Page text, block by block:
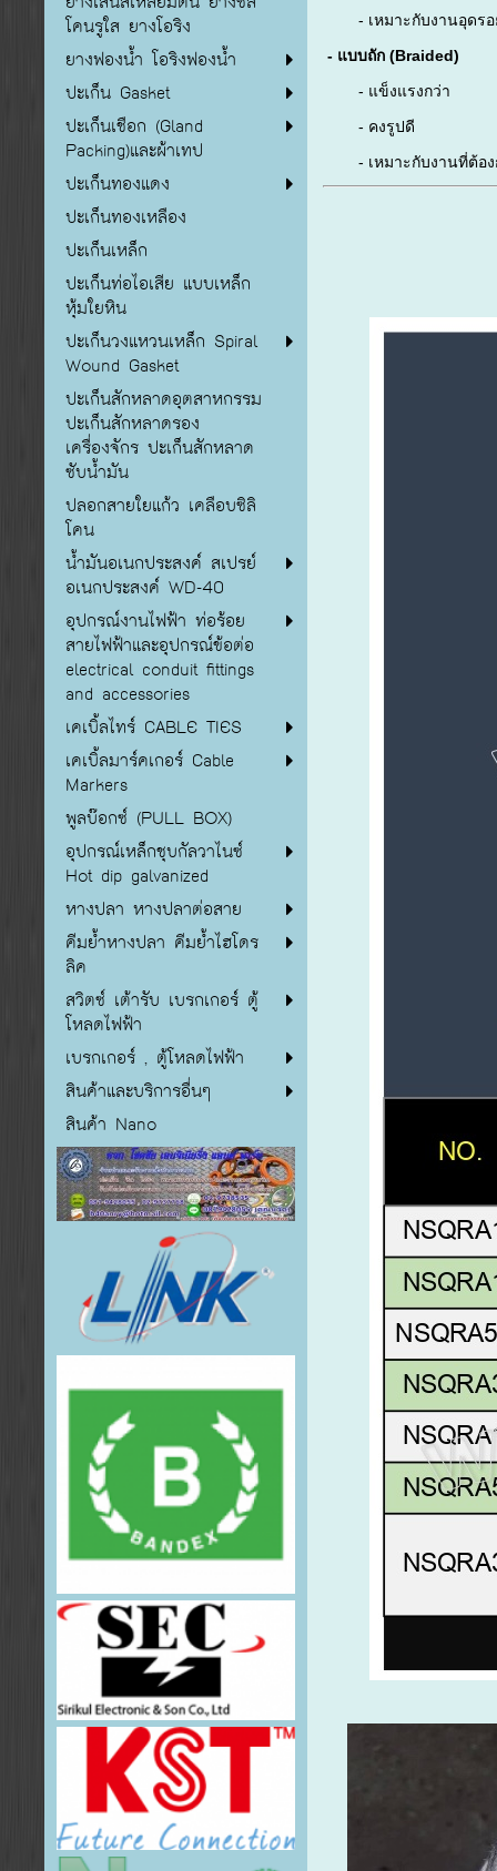
โคนรูใส ยางโอริง
ยางฟองน้ำ โอริงฟองน้ำ
ปะเก็น Gasket
ปะเก็นเชือก (Gland
Packing)และผ้าเทป
ปะเก็นทองแดง
ปะเก็นทองเหลือง
ปะเก็นเหล็ก
ปะเก็นท่อไอเสีย แบบเหล็ก
หุ้มใยหิน
ปะเก็นวงแหวนเหล็ก Spiral
Wound Gasket
ปะเก็นสักหลาดอุตสาหกรรม
ปะเก็นสักหลาดรอง
เครื่องจักร ปะเก็นสักหลาด
ซับน้ำมัน
ปลอกสายใยแก้ว เคลือบซิลิ
โคน
น้ำมันอเนกประสงค์ สเปรย์
อเนกประสงค์ WD-40
อุปกรณ์งานไฟฟ้า ท่อร้อย
สายไฟฟ้าและอุปกรณ์ข้อต่อ
electrical conduit fittings
and accessories
เคเบิ้ลไทร์ CABLE TIES
เคเบิ้ลมาร์คเกอร์ Cable
Markers
พูลบ๊อกซ์ (PULL BOX)
อุปกรณ์เหล็กชุบกัลวาไนซ์
Hot dip galvanized
หางปลา หางปลาต่อสาย
คีมย้ำหางปลา คีมย้ำไฮโดร
ลิค
สวิตซ์ เต้ารับ เบรกเกอร์ ตู้
โหลดไฟฟ้า
เบรกเกอร์ , ตู้โหลดไฟฟ้า
สินค้าและบริการอื่นๆ
สินค้า Nano
- เหมาะกับงานอุดรอ
- แบบถัก (Braided)
- แข็งแรงกว่า
- คงรูปดี
- เหมาะกับงานที่ต้อง